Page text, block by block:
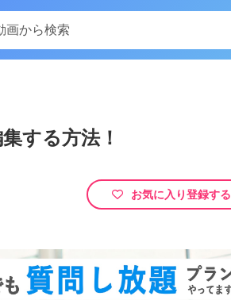
ビスに有料登録（プレミアム会員）することで閲覧
する方法！
お気に入り登録する